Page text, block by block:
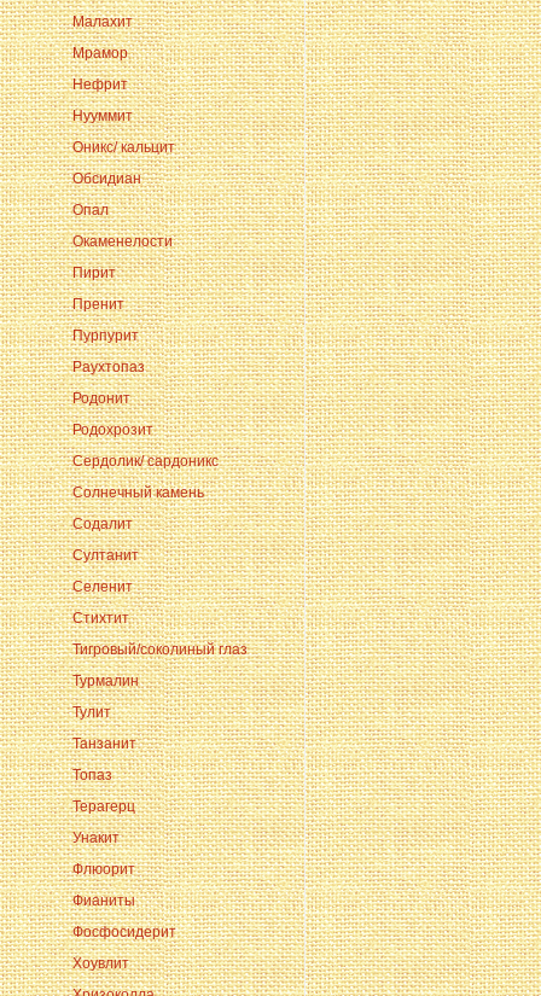
Малахит
Мрамор
Нефрит
Нууммит
Оникс/ кальцит
Обсидиан
Опал
Окаменелости
Пирит
Пренит
Пурпурит
Раухтопаз
Родонит
Родохрозит
Сердолик/ сардоникс
Солнечный камень
Содалит
Султанит
Селенит
Стихтит
Тигровый/соколиный глаз
Турмалин
Тулит
Танзанит
Топаз
Терагерц
Унакит
Флюорит
Фианиты
Фосфосидерит
Хоувлит